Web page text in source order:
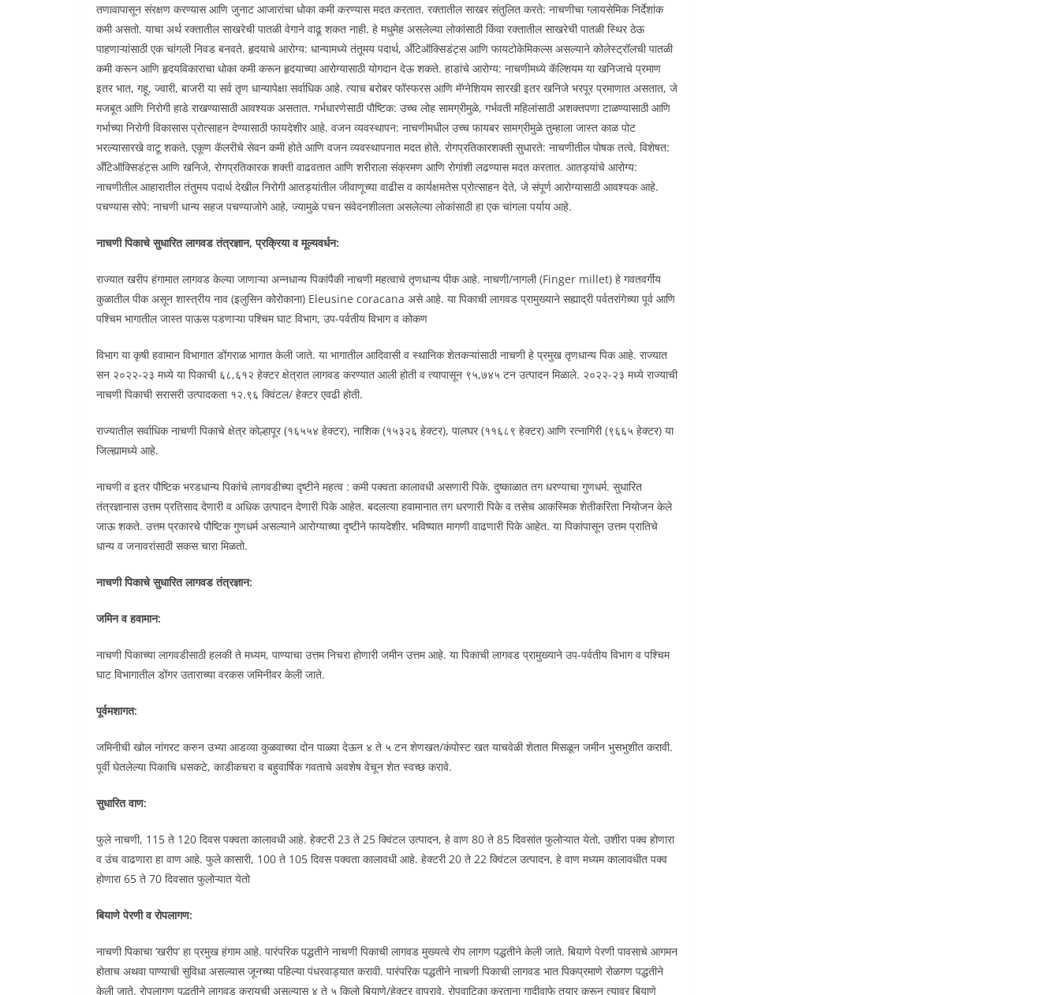
तणावापासून संरक्षण करण्यास आणि जुनाट आजारांचा धोका कमी करण्यास मदत करतात. रक्तातील साखर संतुलित करते: नाचणीचा ग्लायसेमिक निर्देशांक
कमी असतो. याचा अर्थ रक्तातील साखरेची पातळी वेगाने वाढू शकत नाही. हे मधुमेह असलेल्या लोकांसाठी किंवा रक्तातील साखरेची पातळी स्थिर ठेऊ
पाहणाऱ्यांसाठी एक चांगली निवड बनवते. हृदयाचे आरोग्य: धान्यामध्ये तंतूमय पदार्थ, अँटिऑक्सिडंट्स आणि फायटोकेमिकल्स असल्याने कोलेस्ट्रॉलची पातळी
कमी करून आणि हृदयविकाराचा धोका कमी करून हृदयाच्या आरोग्यासाठी योगदान देऊ शकते. हाडांचे आरोग्य: नाचणीमध्ये कॅल्शियम या खनिजाचे प्रमाण
इतर भात, गहू, ज्वारी, बाजरी या सर्व तृण धान्यापेक्षा सर्वाधिक आहे. त्याच बरोबर फॉस्फरस आणि मॅग्नेशियम सारखी इतर खनिजे भरपूर प्रमाणात असतात, जे
मजबूत आणि निरोगी हाडे राखण्यासाठी आवश्यक असतात. गर्भधारणेसाठी पौष्टिक: उच्च लोह सामग्रीमुळे, गर्भवती महिलांसाठी अशक्तपणा टाळण्यासाठी आणि
गर्भाच्या निरोगी विकासास प्रोत्साहन देण्यासाठी फायदेशीर आहे. वजन व्यवस्थापन: नाचणीमधील उच्च फायबर सामग्रीमुळे तुम्हाला जास्त काळ पोट
भरल्यासारखे वाटू शकते, एकूण कॅलरीचे सेवन कमी होते आणि वजन व्यवस्थापनात मदत होते. रोगप्रतिकारशक्ती सुधारते: नाचणीतील पोषक तत्वे, विशेषत:
अँटिऑक्सिडंट्स आणि खनिजे, रोगप्रतिकारक शक्ती वाढवतात आणि शरीराला संक्रमण आणि रोगांशी लढण्यास मदत करतात. आतड्यांचे आरोग्य:
नाचणीतील आहारातील तंतुमय पदार्थ देखील निरोगी आतड्यांतील जीवाणूच्या वाढीस व कार्यक्षमतेस प्रोत्साहन देते, जे संपूर्ण आरोग्यासाठी आवश्यक आहे.
पचण्यास सोपे: नाचणी धान्य सहज पचण्याजोगे आहे, ज्यामुळे पचन संवेदनशीलता असलेल्या लोकांसाठी हा एक चांगला पर्याय आहे.
नाचणी पिकाचे सुधारित लागवड तंत्रज्ञान, प्रक्रिया व मूल्यवर्धन:
राज्यात खरीप हंगामात लागवड केल्या जाणाऱ्या अन्नधान्य पिकांपैकी नाचणी महत्वाचे तृणधान्य पीक आहे. नाचणी/नागली (Finger millet) हे गवतवर्गीय
कुळातील पीक असून शास्त्रीय नाव (इलुसिन कोरोकाना) Eleusine coracana असे आहे. या पिकाची लागवड प्रामुख्याने सह्याद्री पर्वतरांगेच्या पूर्व आणि
पश्चिम भागातील जास्त पाऊस पडणाऱ्या पश्चिम घाट विभाग, उप-पर्वतीय विभाग व कोकण
विभाग या कृषी हवामान विभागात डोंगराळ भागात केली जाते. या भागातील आदिवासी व स्थानिक शेतकऱ्यांसाठी नाचणी हे प्रमुख तृणधान्य पिक आहे. राज्यात
सन २०२२-२३ मध्ये या पिकाची ६८,६१२ हेक्टर क्षेत्रात लागवड करण्यात आली होती व त्यापासून ९५,७४५ टन उत्पादन मिळाले. २०२२-२३ मध्ये राज्याची
नाचणी पिकाची सरासरी उत्पादकता १२.९६ क्विंटल/ हेक्टर एवढी होती.
राज्यातील सर्वाधिक नाचणी पिकाचे क्षेत्र कोल्हापूर (१६५५४ हेक्टर), नाशिक (१५३२६ हेक्टर), पालघर (११६८९ हेक्टर) आणि रत्नागिरी (९६६५ हेक्टर) या
जिल्ह्यामध्ये आहे.
नाचणी व इतर पौष्टिक भरडधान्य पिकांचे लागवडीच्या दृष्टीने महत्व : कमी पक्वता कालावधी असणारी पिके. दुष्काळात तग धरण्याचा गुणधर्म. सुधारित
तंत्रज्ञानास उत्तम प्रतिसाद देणारी व अधिक उत्पादन देणारी पिके आहेत. बदलत्या हवामानात तग धरणारी पिके व तसेच आकस्मिक शेतीकरिता नियोजन केले
जाऊ शकते. उत्तम प्रकारचे पौष्टिक गुणधर्म असल्याने आरोग्याच्या दृष्टीने फायदेशीर. भविष्यात मागणी वाढणारी पिके आहेत. या पिकांपासून उत्तम प्रातिचे
धान्य व जनावरांसाठी सकस चारा मिळतो.
नाचणी पिकाचे सुधारित लागवड तंत्रज्ञान:
जमिन व हवामान:
नाचणी पिकाच्या लागवडीसाठी हलकी ते मध्यम, पाण्याचा उत्तम निचरा होणारी जमीन उत्तम आहे. या पिकाची लागवड प्रामुख्याने उप-पर्वतीय विभाग व पश्चिम
घाट विभागातील डोंगर उताराच्या वरकस जमिनीवर केली जाते.
पूर्वमशागत:
जमिनीची खोल नांगरट करुन उभ्या आडव्या कुळवाच्या दोन पाळ्या देऊन ४ ते ५ टन शेणखत/कंपोस्ट खत याचवेळी शेतात मिसळून जमीन भुसभुशीत करावी.
पूर्वी घेतलेल्या पिकाचि धसकटे, काडीकचरा व बहुवार्षिक गवताचे अवशेष वेचून शेत स्वच्छ करावे.
सुधारित वाण:
फुले नाचणी, 115 ते 120 दिवस पक्वता कालावधी आहे. हेक्टरी 23 ते 25 क्विंटल उत्पादन, हे वाण 80 ते 85 दिवसांत फुलोऱ्यात येतो, उशीरा पक्व होणारा
व उंच वाढणारा हा वाण आहे. फुले कासारी, 100 ते 105 दिवस पक्वता कालावधी आहे. हेक्टरी 20 ते 22 क्विंटल उत्पादन, हे वाण मध्यम कालावधीत पक्व
होणारा 65 ते 70 दिवसात फुलोऱ्यात येतो
बियाणे पेरणी व रोपलागण:
नाचणी पिकाचा ‘खरीप’ हा प्रमुख हंगाम आहे. पारंपरिक पद्धतीने नाचणी पिकाची लागवड मुख्यत्वे रोप लागण पद्धतीने केली जाते. बियाणे पेरणी पावसाचे आगमन
होताच अथवा पाण्याची सुविधा असल्यास जूनच्या पहिल्या पंधरवाड्यात करावी. पारंपरिक पद्धतीने नाचणी पिकाची लागवड भात पिकप्रमाणे रोळगण पद्धतीने
केली जाते. रोपलागण पद्धतीने लागवड करायची असल्यास ४ ते ५ किलो बियाणे/हेक्टर वापरावे. रोपवाटिका करताना गादीवाफे तयार करून त्यावर बियाणे